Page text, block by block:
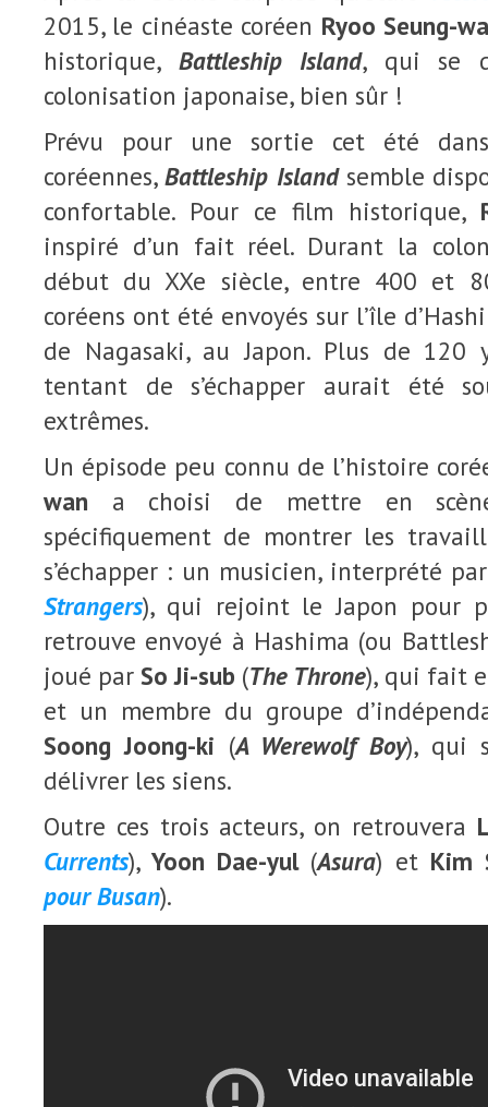
2015, le cinéaste coréen Ryoo Seung-
historique, Battleship Island, qui se
colonisation japonaise, bien sûr !
Prévu pour une sortie cet été
coréennes,Battleship Islandsemble
confortable. Pour ce film historique,
inspiré d’un fait réel. Durant la
début du XXe siècle, entre 400 et
coréens ont été envoyés sur l’île
de Nagasaki, au Japon. Plus de 120
tentant de s’échapper aurait été
extrêmes.
Un épisode peu connu de l’histoire
wan a choisi de mettre en
spécifiquement de montrer les
s’échapper : un musicien, interprété
Strangers), qui rejoint le Japon pour
retrouve envoyé à Hashima (ou
joué parSo Ji-sub (The Throne), qui fait
et un membre du groupe
Soong Joong-ki (A Werewolf Boy), qui
délivrer les siens.
Outre ces trois acteurs, on retrouvera
Currents),Yoon Dae-yul(Asura) et Kim
pour Busan).